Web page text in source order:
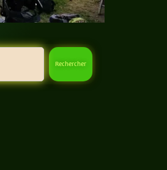
Rechercher